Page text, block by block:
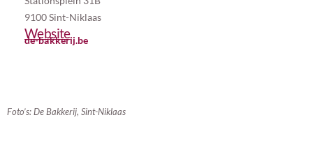
9100 Sint-Niklaas
Website
de-bakkerij.be
Foto’s: De Bakkerij, Sint-Niklaas